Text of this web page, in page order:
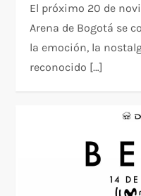
El próximo 20 de
Arena de Bogotá se
la emoción, la
reconocido […]